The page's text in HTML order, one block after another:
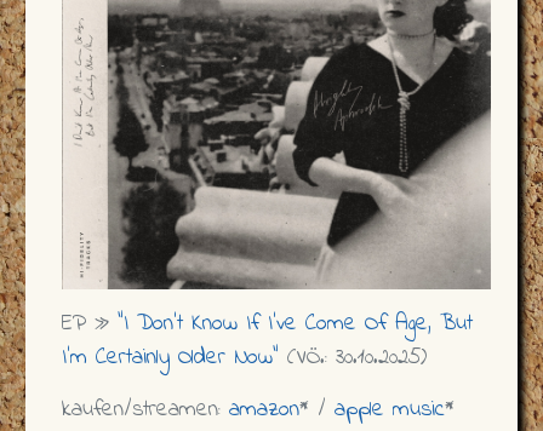
EP » "I Don't Know If I've Come Of Age, But
I'm Certainly Older Now" (VÖ.: 30.10.2025)
kaufen/streamen: amazon* / apple music*